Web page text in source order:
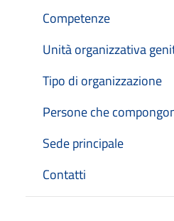
Competenze
Unità organizzativa
Tipo di organizzazione
Persone che
Sede principale
Contatti